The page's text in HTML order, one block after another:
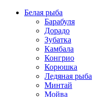
Белая рыба
Барабуля
Дорадо
Зубатка
Камбала
Конгрио
Корюшка
Ледяная рыба
Минтай
Мойва